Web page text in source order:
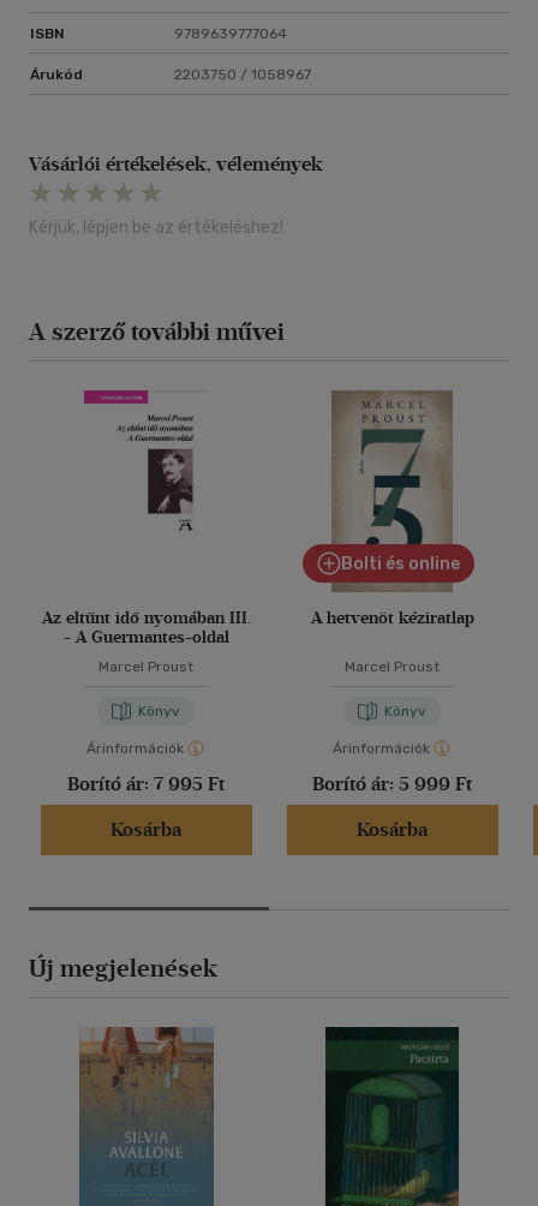
ISBN 9789639777064
Árukód 2203750 / 1058967
Vásárlói értékelések, vélemények
Kérjük, lépjen be az értékeléshez!
A szerző további művei
Az eltűnt idő nyomában III.
- A Guermantes-oldal
Marcel Proust
Könyv
Árinformációk
Borító ár: 7 995 Ft
Kosárba
Bolti és online
A hetvenöt kéziratlap
Marcel Proust
Könyv
Árinformációk
Borító ár: 5 999 Ft
Kosárba
Új megjelenések